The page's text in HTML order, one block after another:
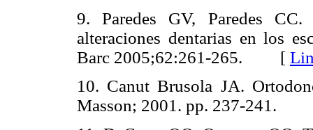
9. Paredes GV, Paredes
alteraciones dentarias en los
Barc 2005;62:261-265. [
10. Canut Brusola JA.
Masson; 2001. pp. 237-